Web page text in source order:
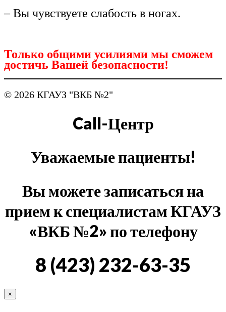
– Вы чувствуете слабость в ногах.
Только общими усилиями мы сможем
достичь Вашей безопасности!
© 2026 КГАУЗ "ВКБ №2"
Call-Центр
Уважаемые пациенты!
Вы можете записаться на
прием к специалистам КГАУЗ
«ВКБ №2» по телефону
8 (423) 232-63-35
×